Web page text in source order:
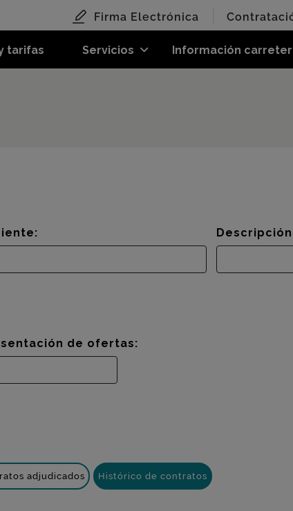
tarifas Servicios Información
Firma Electrónica
de ofertas:
adjudicados Histórico de contratos